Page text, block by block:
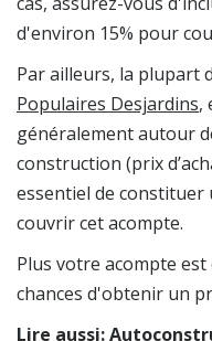
d'environ 15% pour
Par ailleurs, la plupart
Populaires Desjardins,
généralement autour
construction (prix
essentiel de
couvrir cet acompte.
Plus votre acompte
chances d'obtenir un
Lire aussi: